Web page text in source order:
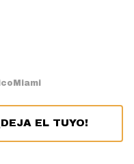
Miami
EL TUYO!